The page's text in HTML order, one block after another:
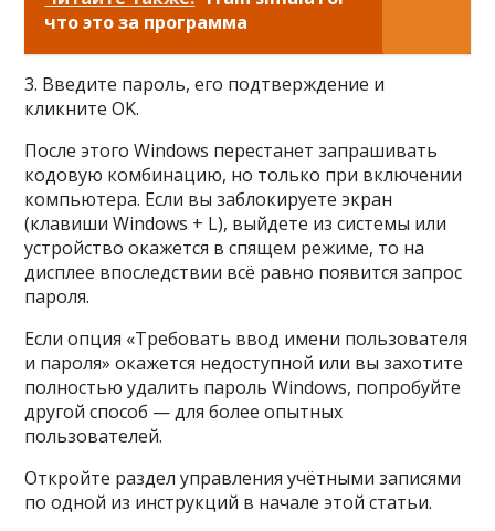
что это за программа
3. Введите пароль, его подтверждение и
кликните ОK.
После этого Windows перестанет запрашивать
кодовую комбинацию, но только при включении
компьютера. Если вы заблокируете экран
(клавиши Windows + L), выйдете из системы или
устройство окажется в спящем режиме, то на
дисплее впоследствии всё равно появится запрос
пароля.
Если опция «Требовать ввод имени пользователя
и пароля» окажется недоступной или вы захотите
полностью удалить пароль Windows, попробуйте
другой способ — для более опытных
пользователей.
Откройте раздел управления учётными записями
по одной из инструкций в начале этой статьи.